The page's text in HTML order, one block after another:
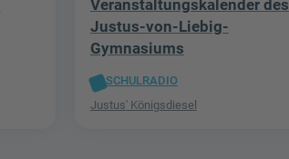
Veranstaltungskalender des
Justus-von-Liebig-
Gymnasiums
SCHULRADIO
Justus' Königsdiesel